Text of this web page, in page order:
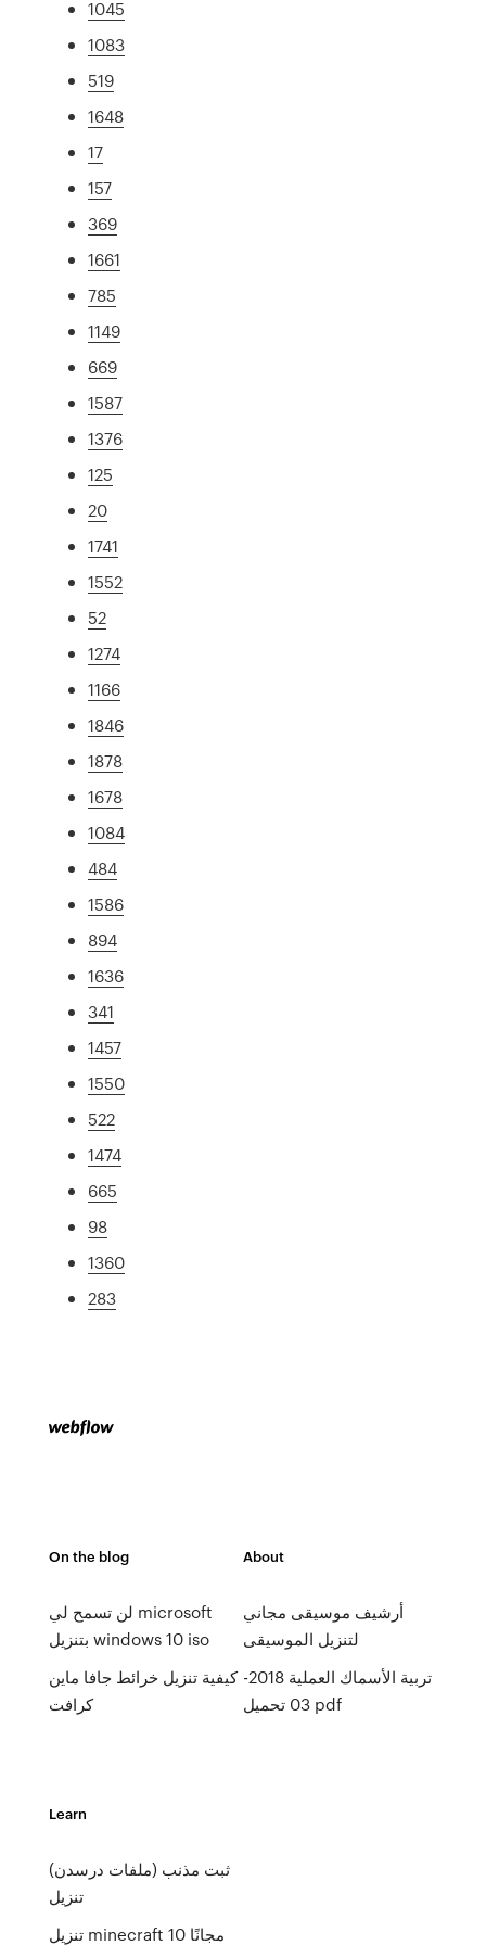
1045
1083
519
1648
17
157
369
1661
785
1149
669
1587
1376
125
20
1741
1552
52
1274
1166
1846
1878
1678
1084
484
1586
894
1636
341
1457
1550
522
1474
665
98
1360
283
On the blog
لن تسمح لي microsoft
بتنزيل windows 10 iso
كيفية تنزيل خرائط جافا ماين
كرافت
About
أرشيف موسيقى مجاني
لتنزيل الموسيقى
تربية الأسماك العملية 2018-
03 تحميل pdf
Learn
ثبت مذنب (ملفات درسدن)
تنزيل
تنزيل minecraft 10 مجانًا